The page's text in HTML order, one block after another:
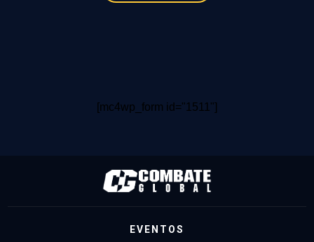
[mc4wp_form id="1511"]
EVENTOS